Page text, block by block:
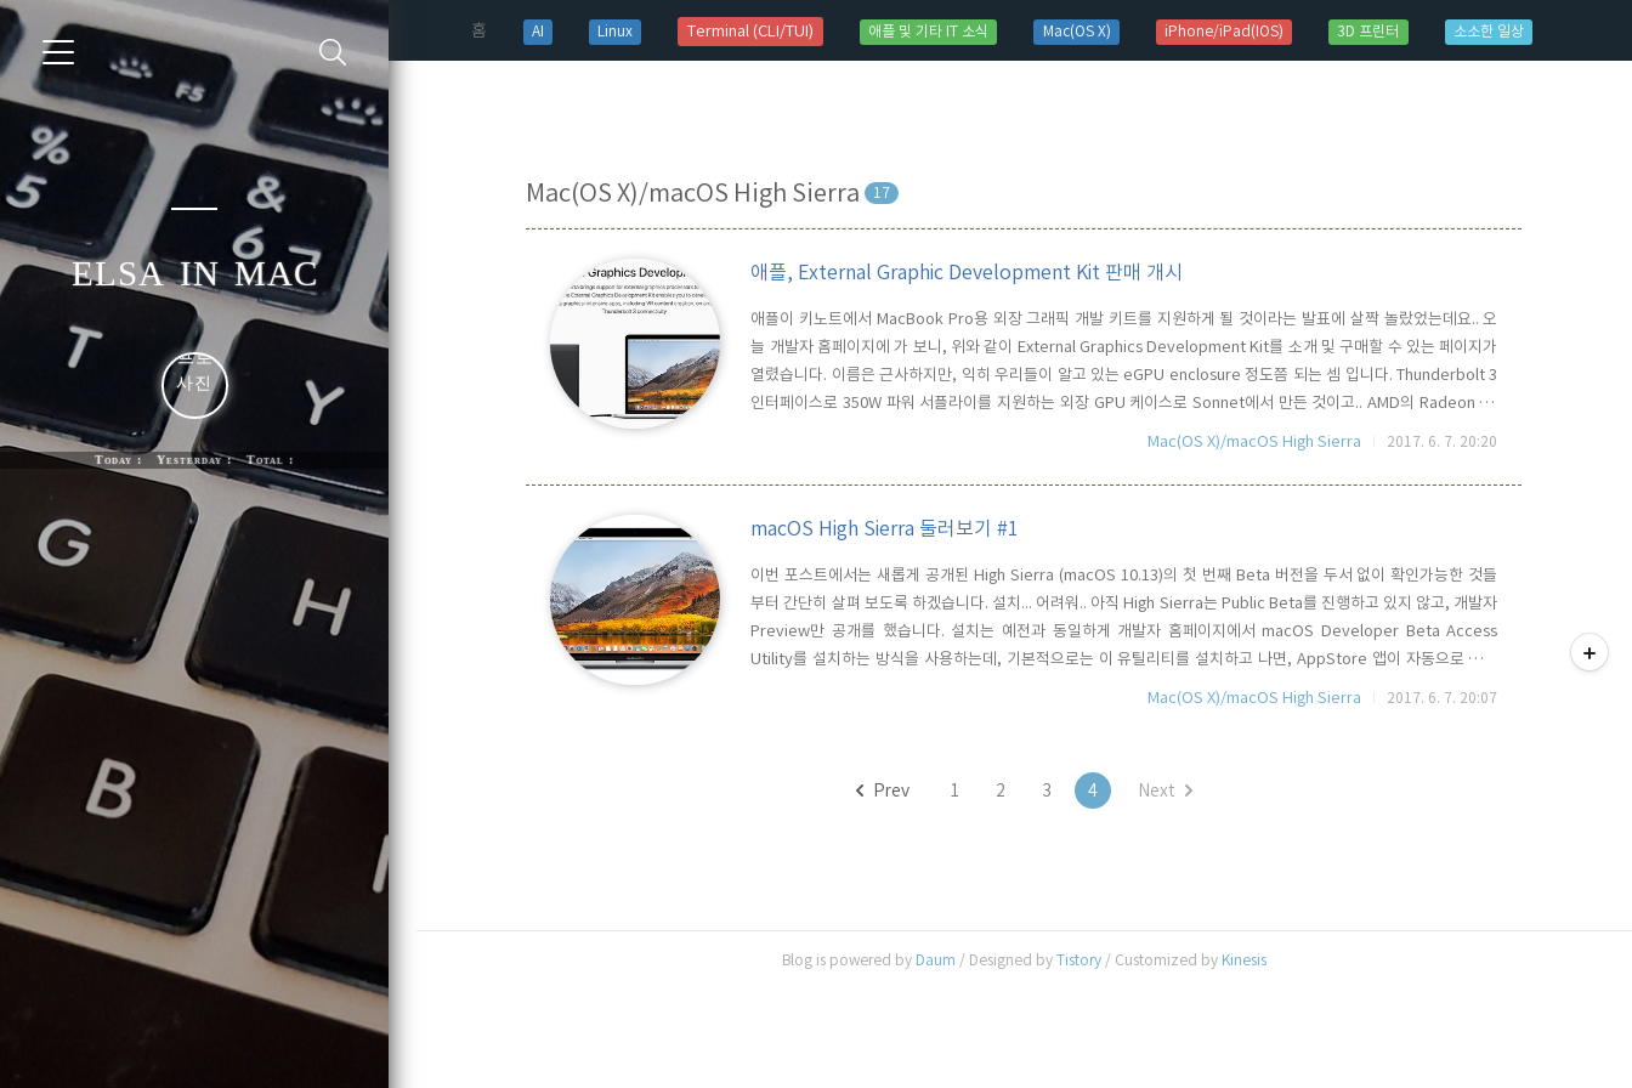
홈(current)
AI Linux Terminal (CLI/TUI) 애플 및 기타 IT 소식 Mac(OS X) iPhone/iPad(IOS) 3D 프린터 소소한 일상
elsa in mac
Today : Yesterday : Total :
Mac(OS X)/macOS High Sierra 17
애플, External Graphic Development Kit 판매 개시
애플이 키노트에서 MacBook Pro용 외장 그래픽 개발 키트를 지원하게 될 것이라는 발표에 살짝 놀랐었는데요.. 오
늘 개발자 홈페이지에 가 보니, 위와 같이 External Graphics Development Kit를 소개 및 구매할 수 있는 페이지가
열렸습니다. 이름은 근사하지만, 익히 우리들이 알고 있는 eGPU enclosure 정도쯤 되는 셈 입니다. Thunderbolt 3
인터페이스로 350W 파워 서플라이를 지원하는 외장 GPU 케이스로 Sonnet에서 만든 것이고.. AMD의 Radeon RX
580 8GB 카드가 장착, Belkin의 USB-C to 4포트 USB A 허브가 달려 있는 것으로 되어 있습니다. 공식 가격은 599달
Mac(OS X)/macOS High Sierra 2017. 6. 7. 20:20
macOS High Sierra 둘러보기 #1
이번 포스트에서는 새롭게 공개된 High Sierra (macOS 10.13)의 첫 번째 Beta 버전을 두서 없이 확인가능한 것들
부터 간단히 살펴 보도록 하겠습니다. 설치... 어려워.. 아직 High Sierra는 Public Beta를 진행하고 있지 않고, 개발자
Preview만 공개를 했습니다. 설치는 예전과 동일하게 개발자 홈페이지에서 macOS Developer Beta Access
Utility를 설치하는 방식을 사용하는데, 기본적으로는 이 유틸리티를 설치하고 나면, AppStore 앱이 자동으로 열리
면서 macOS를 다운로드 받을 수 있는 페이지가 아래와 같이 열리게 됩니다. 헌데, macOS Sierra 10.12.5 에서 아무
Mac(OS X)/macOS High Sierra 2017. 6. 7. 20:07
Prev 1 2 3 4 Next
Blog is powered by Daum / Designed by Tistory/ Customized by Kinesis
티스토리툴바